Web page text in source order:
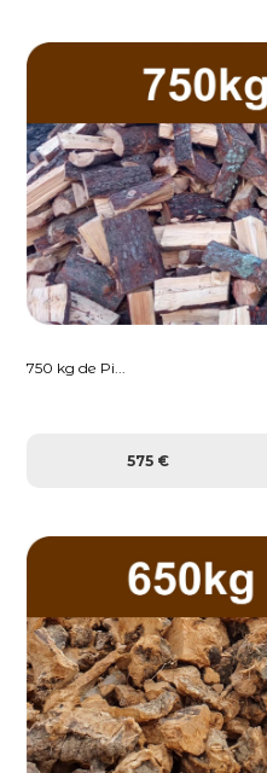
750 kg de Pi...
575 €